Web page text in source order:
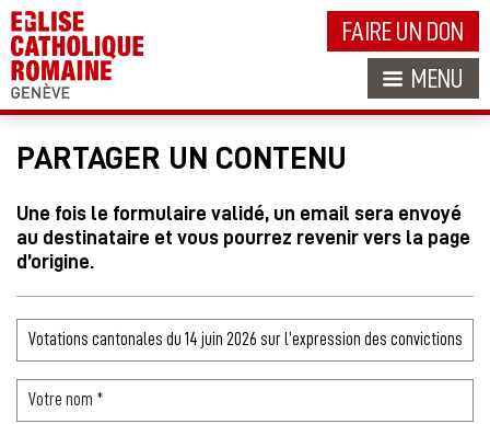
FAIRE UN DON
MENU
PARTAGER UN CONTENU
Une fois le formulaire validé, un email sera envoyé
au destinataire et vous pourrez revenir vers la page
d’origine.